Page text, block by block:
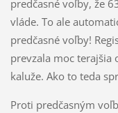
predčasné voľby, že
vláde. To ale
predčasné voľby!
prevzala moc terajšia
kaluže. Ako to teda
Proti predčasným